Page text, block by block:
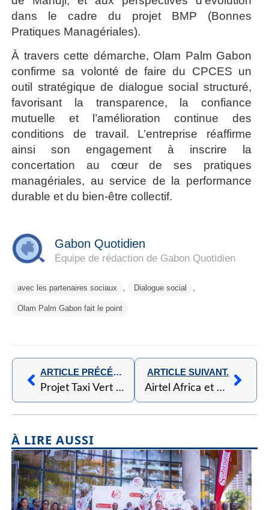
dans le cadre du projet BMP (Bonnes
Pratiques Managériales).
À travers cette démarche, Olam Palm Gabon
confirme sa volonté de faire du CPCES un
outil stratégique de dialogue social structuré,
favorisant la transparence, la confiance
mutuelle et l’amélioration continue des
conditions de travail. L’entreprise réaffirme
ainsi son engagement à inscrire la
concertation au cœur de ses pratiques
managériales, au service de la performance
durable et du bien-être collectif.
Gabon Quotidien
Équipe de rédaction de Gabon Quotidien
avec les partenaires sociaux , Dialogue social ,
Olam Palm Gabon fait le point
ARTICLE PRÉCÉDENT,
Projet Taxi Vert : la BCEG au cœur de l’accompagnement financier et entrepreneurial
ARTICLE SUIVANT.
Airtel Africa et SpaceX annoncent un partenariat stratégique pour lancer la connectivité Starlink Direct to Cell à travers l’Afrique
À LIRE AUSSI